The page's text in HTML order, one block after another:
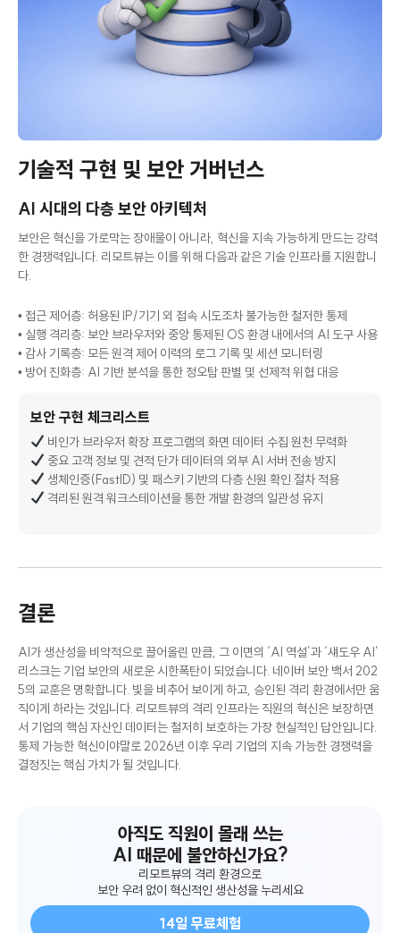
기술적 구현 및 보안 거버넌스
AI 시대의 다층 보안 아키텍처
보안은 혁신을 가로막는 장애물이 아니라, 혁신을 지속 가능하게 만드는 강력
한 경쟁력입니다. 리모트뷰는 이를 위해 다음과 같은 기술 인프라를 지원합니
다.
• 접근 제어층: 허용된 IP/기기 외 접속 시도조차 불가능한 철저한 통제
• 실행 격리층: 보안 브라우저와 중앙 통제된 OS 환경 내에서의 AI 도구 사용
• 감사 기록층: 모든 원격 제어 이력의 로그 기록 및 세션 모니터링
• 방어 진화층: AI 기반 분석을 통한 정오탐 판별 및 선제적 위협 대응
보안 구현 체크리스트
비인가 브라우저 확장 프로그램의 화면 데이터 수집 원천 무력화
중요 고객 정보 및 견적 단가 데이터의 외부 AI 서버 전송 방지
생체인증(FastID) 및 패스키 기반의 다층 신원 확인 절차 적용
격리된 원격 워크스테이션을 통한 개발 환경의 일관성 유지
결론
AI가 생산성을 비약적으로 끌어올린 만큼, 그 이면의 ‘AI 역설’과 ‘섀도우 AI’
리스크는 기업 보안의 새로운 시한폭탄이 되었습니다. 네이버 보안 백서 202
5의 교훈은 명확합니다. 빛을 비추어 보이게 하고, 승인된 격리 환경에서만 움
직이게 하라는 것입니다. 리모트뷰의 격리 인프라는 직원의 혁신은 보장하면
서 기업의 핵심 자산인 데이터는 철저히 보호하는 가장 현실적인 답안입니다.
통제 가능한 혁신이야말로 2026년 이후 우리 기업의 지속 가능한 경쟁력을
결정짓는 핵심 가치가 될 것입니다.
아직도 직원이 몰래 쓰는
AI 때문에 불안하신가요?
리모트뷰의 격리 환경으로
보안 우려 없이 혁신적인 생산성을 누리세요
14일 무료체험